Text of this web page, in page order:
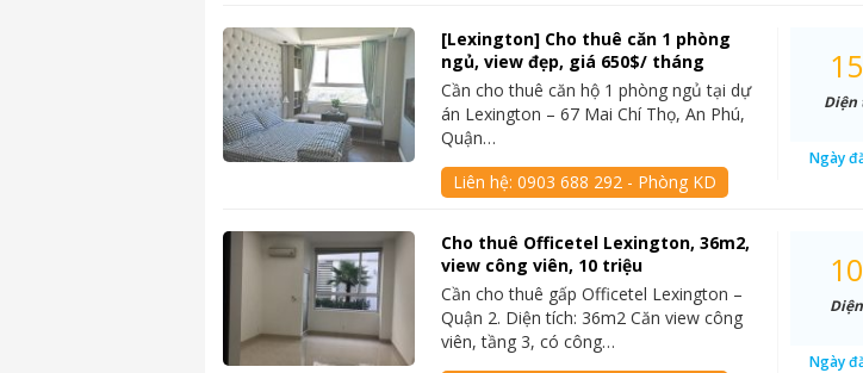
[Lexington] Cho thuê căn 1 phòng
ngủ, view đẹp, giá 650$/ tháng
Cần cho thuê căn hộ 1 phòng ngủ tại dự
án Lexington – 67 Mai Chí Thọ, An Phú,
Quận…
Liên hệ:0903 688 292 - Phòng KD
Diện
Ngày
Cho thuê Officetel Lexington, 36m2,
view công viên, 10 triệu
Cần cho thuê gấp Officetel Lexington –
Quận 2. Diện tích: 36m2 Căn view công
viên, tầng 3, có công…
Ngày